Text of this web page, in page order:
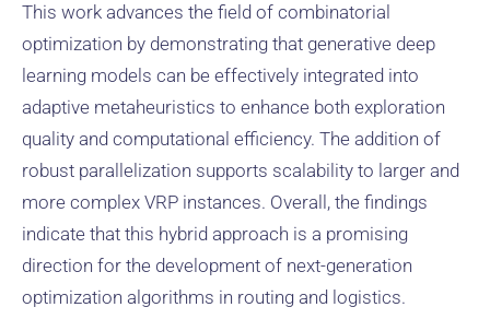
This work advances the field of combinatorial
optimization by demonstrating that generative deep
learning models can be effectively integrated into
adaptive metaheuristics to enhance both exploration
quality and computational efficiency. The addition of
robust parallelization supports scalability to larger and
more complex VRP instances. Overall, the findings
indicate that this hybrid approach is a promising
direction for the development of next-generation
optimization algorithms in routing and logistics.